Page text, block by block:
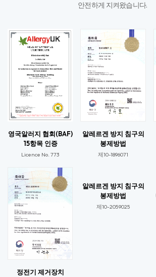
안전하게 지켜왔습니다. ​
영국알러지 협회(BAF)
15항목 인증
Licence No. 773​
알레르겐 방지 침구의
봉제방법
제10-1896071​
정전기 제거장치
알레르겐 방지 침구의
봉제방법
제10-2059025​​